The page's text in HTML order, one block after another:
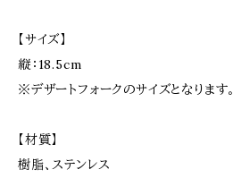
【サイズ】
縦：18.5cm
※デザートフォークのサイズとなります。
【材質】
樹脂、ステンレス